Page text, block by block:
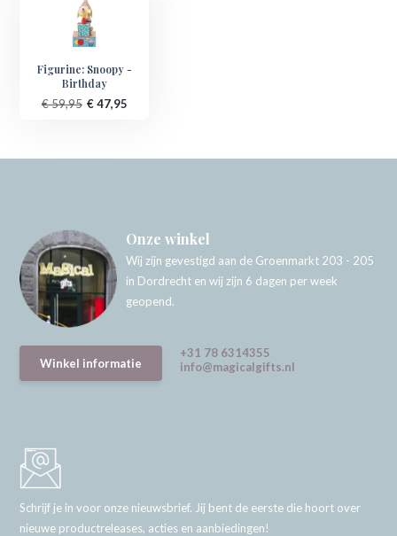
Figurine: Snoopy -
Birthday
€ 59,95 € 47,95
Onze winkel
Wij zijn gevestigd aan de Groenmarkt 203 - 205
in Dordrecht en wij zijn 6 dagen per week
geopend.
Winkel informatie
+31 78 6314355
info@magicalgifts.nl
Schrijf je in voor onze nieuwsbrief. Jij bent de eerste die hoort over
nieuwe productreleases, acties en aanbiedingen!